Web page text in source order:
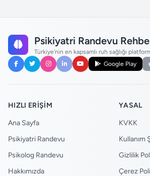
Psikiyatri Randevu
Türkiye'nin en kapsamlı ruh sağlığı
Google Play
HIZLI ERIŞIM
Ana Sayfa
Psikiyatri Randevu
Psikolog Randevu
Hakkımızda
YASAL
KVKK
Kullanım
Gizlilik
Çerez